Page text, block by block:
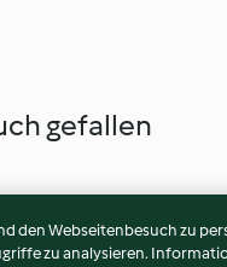
gefallen
den Webseitenbesuch zu
zu analysieren.